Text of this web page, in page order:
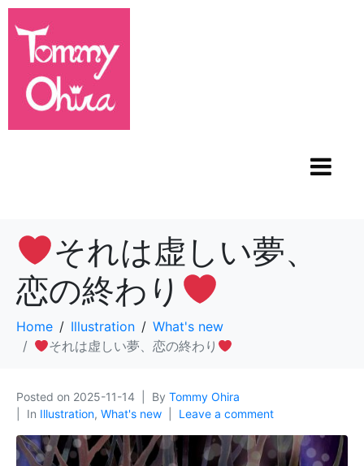
それは虚しい夢、
恋の終わり
Home Illustration
What's new
それは虚しい夢、恋の終わり
Posted on 2025-11-14 By Tommy Ohira
In Illustration, What's new Leave a comment